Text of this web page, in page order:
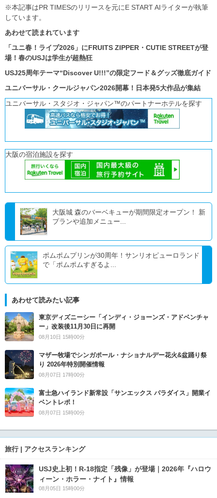
※本記事はPR TIMESのリリースを元にE START AIライターが執筆
しています。
あわせて読まれています
「ユニ春！ライブ2026」にFRUITS ZIPPER・CUTIE STREETが登
場！春のUSJは学生が超熱狂
USJ25周年テーマ“Discover U!!!”の限定フード＆グッズ徹底ガイド
ユニバーサル・クールジャパン2026開幕！日本発5大作品が集結
ユニバーサル・スタジオ・ジャパン™のパートナーホテルを探す
大阪の宿泊施設を探す
大阪城 森のバーベキューが期間限定オープン！ 新
プランや追加メニュー...
ポムポムプリンが30周年！サンリオピューロランド
で「ポムポムすぎるよ...
あわせて読みたい記事
東京ディズニーシー「インディ・ジョーンズ・アドベンチャ
ー」改装後11月30日に再開
08月10日 15時00分
マザー牧場でシンガポール・ナショナルデー花火&盆踊り祭
り 2026年特別開催情報
08月07日 17時00分
富士急ハイランド新常設「サンエックス パラダイス」開業イ
ベントレポ！
08月07日 15時00分
旅行 | アクセスランキング
USJ史上初！R-18指定「残像」が登場｜2026年『ハロウ
ィーン・ホラー・ナイト』情報
08月05日 15時00分